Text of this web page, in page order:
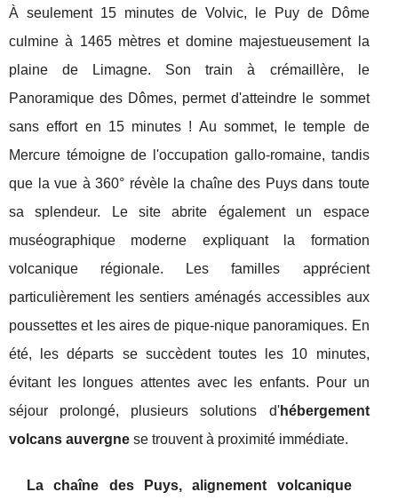
À seulement 15 minutes de Volvic, le Puy de Dôme
culmine à 1465 mètres et domine majestueusement la
plaine de Limagne. Son train à crémaillère, le
Panoramique des Dômes, permet d'atteindre le sommet
sans effort en 15 minutes ! Au sommet, le temple de
Mercure témoigne de l'occupation gallo-romaine, tandis
que la vue à 360° révèle la chaîne des Puys dans toute
sa splendeur. Le site abrite également un espace
muséographique moderne expliquant la formation
volcanique régionale. Les familles apprécient
particulièrement les sentiers aménagés accessibles aux
poussettes et les aires de pique-nique panoramiques. En
été, les départs se succèdent toutes les 10 minutes,
évitant les longues attentes avec les enfants. Pour un
séjour prolongé, plusieurs solutions d'hébergement
volcans auvergne se trouvent à proximité immédiate.
La chaîne des Puys, alignement volcanique